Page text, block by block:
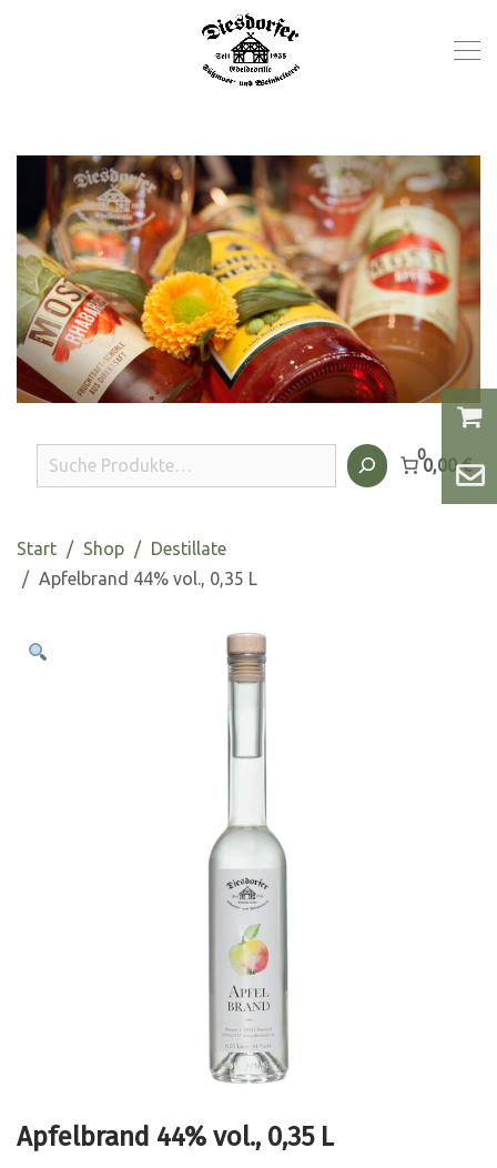
Suchen 0
0,00 €
Start Shop
Destillate
Apfelbrand 44% vol., 0,35 L
Apfelbrand 44% vol., 0,35 L